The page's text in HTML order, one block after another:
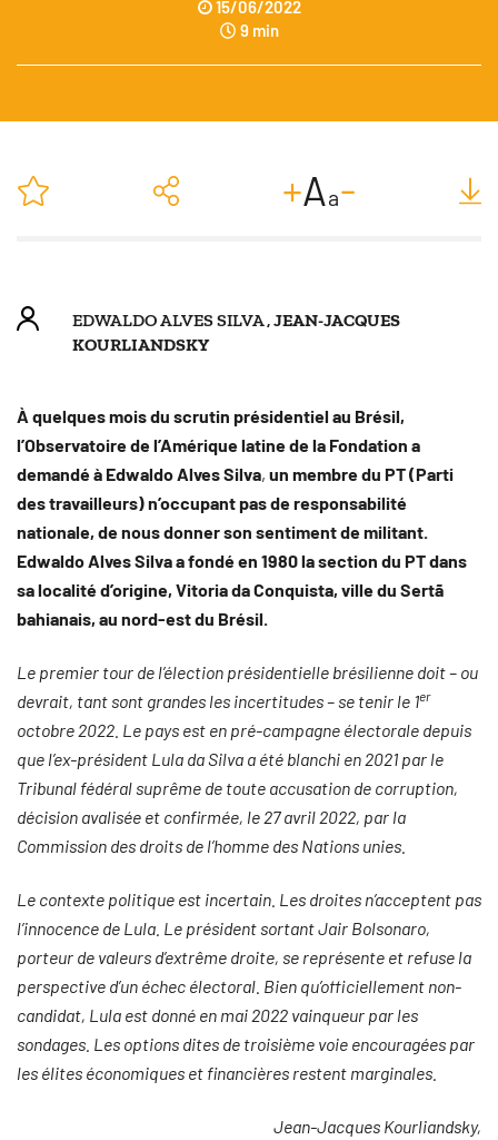
15/06/2022
9 min
+Aa-
EDWALDO ALVES SILVA ,JEAN-JACQUES
KOURLIANDSKY
À quelques mois du scrutin présidentiel au Brésil,
l’Observatoire de l’Amérique latine de la Fondation a
demandé à Edwaldo Alves Silva, un membre du PT (Parti
des travailleurs) n’occupant pas de responsabilité
nationale, de nous donner son sentiment de militant.
Edwaldo Alves Silva a fondé en 1980 la section du PT dans
sa localité d’origine, Vitoria da Conquista, ville du Sertã
bahianais, au nord-est du Brésil.
Le premier tour de l’élection présidentielle brésilienne doit – ou
devrait, tant sont grandes les incertitudes – se tenir le 1er
octobre 2022. Le pays est en pré-campagne électorale depuis
que l’ex-président Lula da Silva a été blanchi en 2021 par le
Tribunal fédéral suprême de toute accusation de corruption,
décision avalisée et confirmée, le 27 avril 2022, par la
Commission des droits de l’homme des Nations unies.
Le contexte politique est incertain. Les droites n’acceptent pas
l’innocence de Lula. Le président sortant Jair Bolsonaro,
porteur de valeurs d’extrême droite, se représente et refuse la
perspective d’un échec électoral. Bien qu’officiellement non-
candidat, Lula est donné en mai 2022 vainqueur par les
sondages. Les options dites de troisième voie encouragées par
les élites économiques et financières restent marginales.
Jean-Jacques Kourliandsky,